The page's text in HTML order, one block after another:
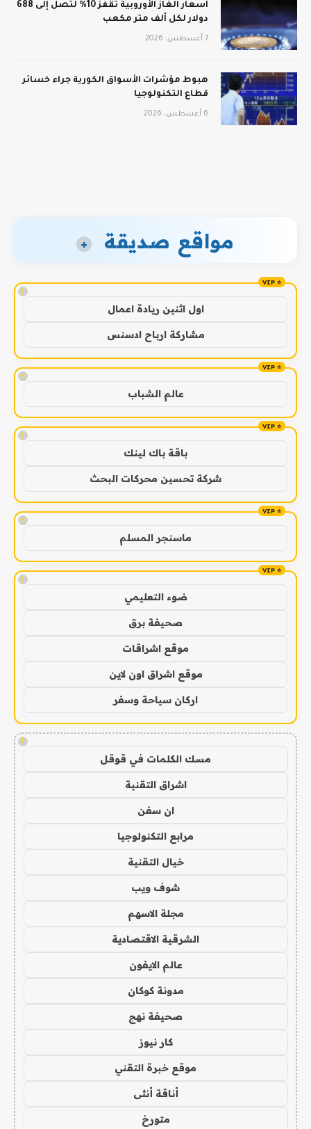
أسعار الغاز الأوروبية تقفز 10% لتصل إلى 688
دولار لكل ألف متر مكعب
7 أغسطس، 2026
هبوط مؤشرات الأسواق الكورية جراء خسائر
قطاع التكنولوجيا
6 أغسطس، 2026
مواقع صديقة +
!
اول اثنين ريادة اعمال
مشاركة ارباح ادسنس
!
عالم الشباب
!
باقة باك لينك
شركة تحسين محركات البحث
!
ماسنجر المسلم
!
ضوء التعليمي
صحيفة برق
موقع اشراقات
موقع اشراق اون لاين
اركان سياحة وسفر
!
مسك الكلمات في قوقل
اشراق التقنية
ان سفن
مرابع التكنولوجيا
خيال التقنية
شوف ويب
مجلة الاسهم
الشرقية الاقتصادية
عالم الايفون
مدونة كوكان
صحيفة نهج
كار نيوز
موقع خبرة التقني
أناقة أنثى
متورخ